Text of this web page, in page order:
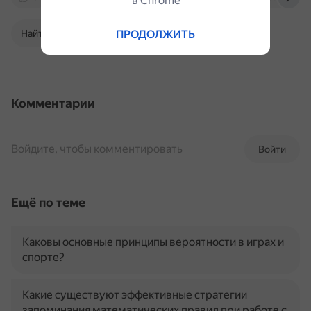
Найти в Поиске
Комментарии
Войти
Войдите, чтобы комментировать
Ещё по теме
Каковы основные принципы вероятности в играх и
спорте?
Какие существуют эффективные стратегии
ПРОДОЛЖИТЬ